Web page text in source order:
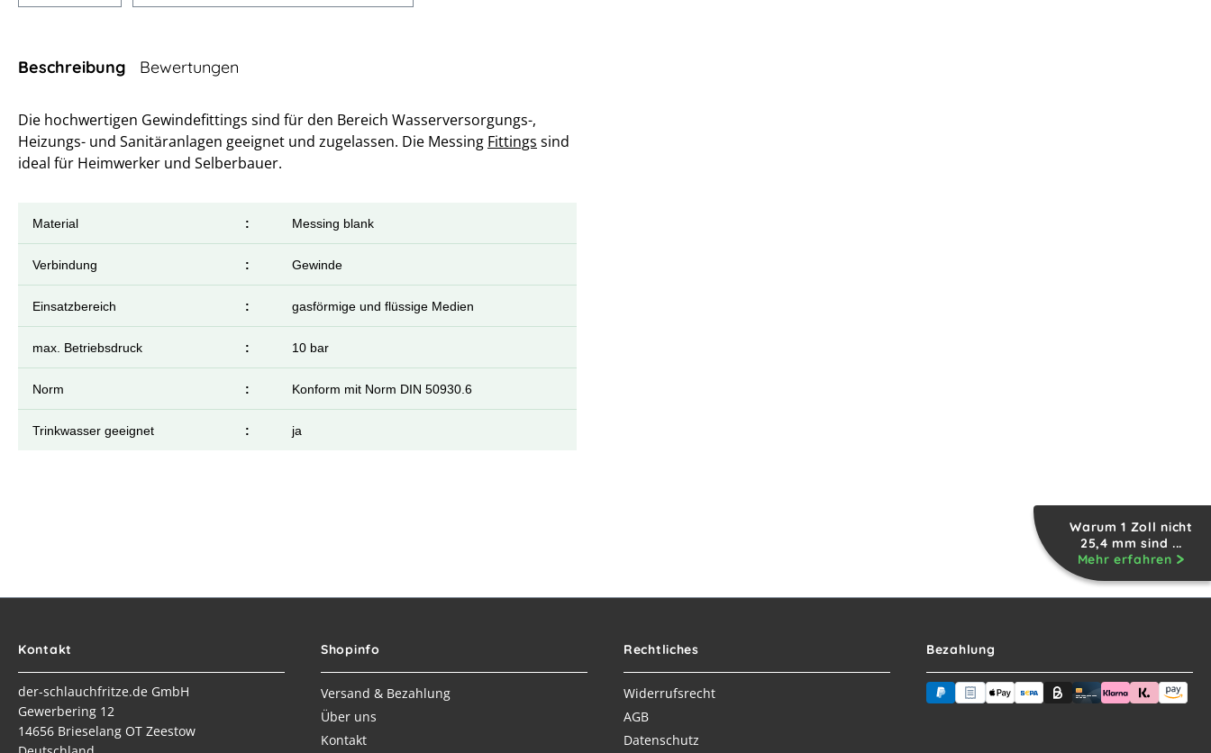
Warum 1 Zoll nicht
25,4 mm sind ...
Mehr erfahren
Beschreibung Bewertungen
Die hochwertigen Gewindefittings sind für den Bereich Wasserversorgungs-,
Heizungs- und Sanitäranlagen geeignet und zugelassen. Die Messing Fittings sind
ideal für Heimwerker und Selberbauer.
Material : Messing blank
Verbindung : Gewinde
Einsatzbereich : gasförmige und flüssige Medien
max. Betriebsdruck : 10 bar
Norm : Konform mit Norm DIN 50930.6
Trinkwasser geeignet : ja
Kontakt
der-schlauchfritze.de GmbH
Gewerbering 12
14656 Brieselang OT Zeestow
Shopinfo
Versand & Bezahlung
Über uns
Kontakt
Rechtliches
Widerrufsrecht
AGB
Datenschutz
Bezahlung
PayPalRechnungskauf (für Behörden)
Apple PayBanküberweisung (vorab)
Rechnungskauf (Billie)
Kreditkarte
Rechnung